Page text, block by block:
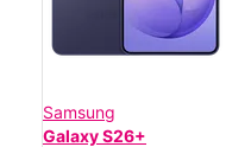
Samsung
Galaxy S26+